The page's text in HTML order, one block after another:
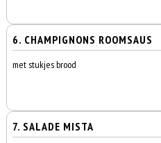
6. CHAMPIGNONS ROOMSAUS
met stukjes brood
7. SALADE MISTA